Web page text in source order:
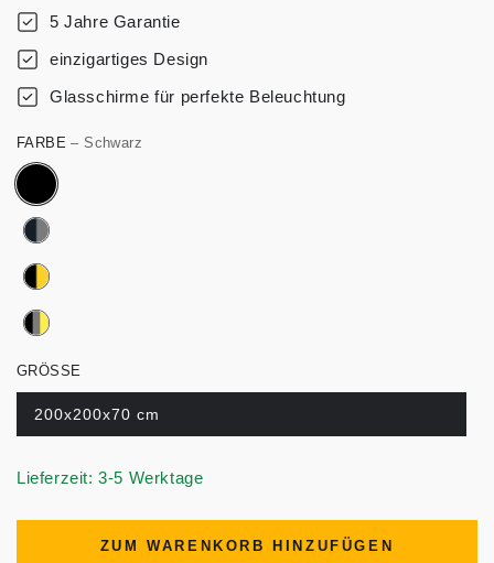
5 Jahre Garantie
einzigartiges Design
Glasschirme für perfekte Beleuchtung
FARBE– Schwarz
GRÖSSE
200x200x70 cm
Lieferzeit: 3-5 Werktage
ZUM WARENKORB HINZUFÜGEN